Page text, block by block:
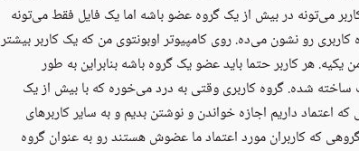
می‌تونه در بیش از یک گروه عضو باشه اما یک فایل فقط می‌تونه
رو نشون می‌ده. روی کامپیوتر اوبونتوی من که یک کاربر بیشتر
یکیه. هر کاربر حتما باید عضو یک گروه باشه بنابراین به طور
شده. گروه کاربری وقتی به درد می‌خوره که با بیش از یک
اعتماد داریم اجازه خواندن و نوشتن بدیم و به سایر کاربرهای
که کاربران مورد اعتماد ما عضوش هستند رو به عنوان گروه